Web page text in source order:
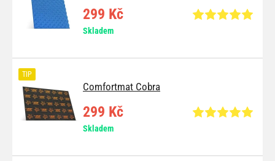
299 Kč
Skladem
Comfortmat Cobra
TIP
299 Kč
Skladem